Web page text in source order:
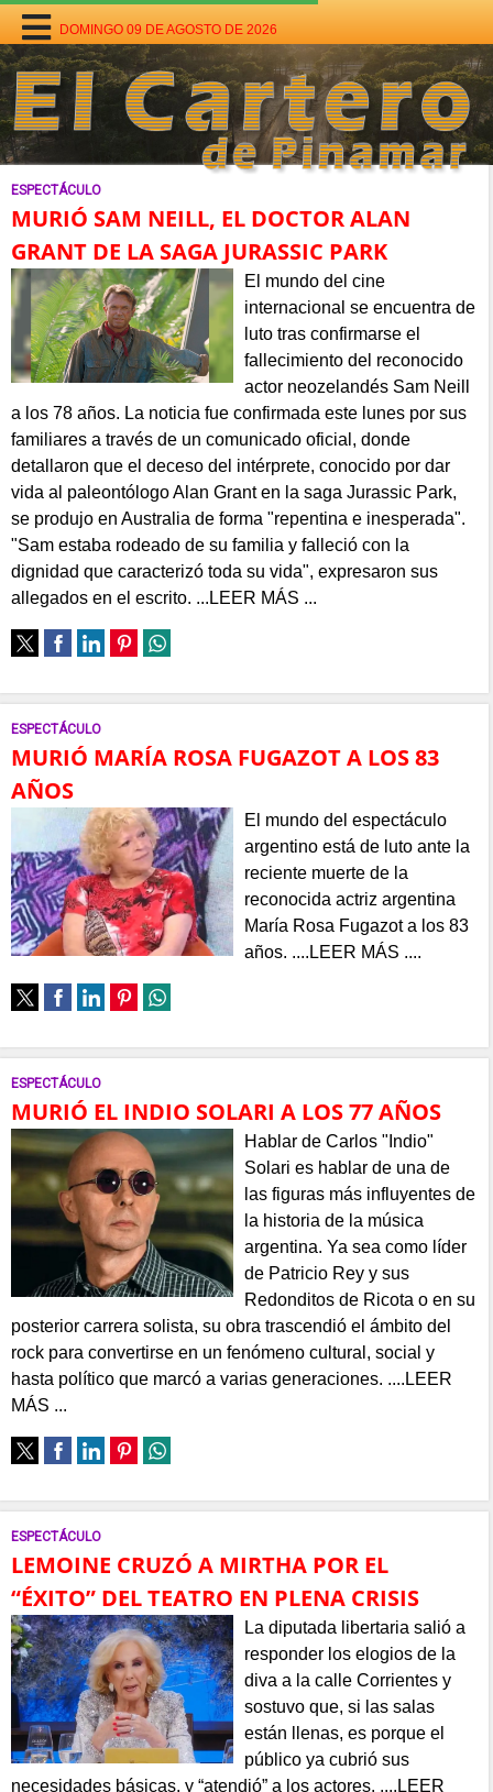
DOMINGO 09 DE AGOSTO DE 2026
ESPECTÁCULO
MURIÓ SAM NEILL, EL DOCTOR ALAN
GRANT DE LA SAGA JURASSIC PARK
El mundo del cine
internacional se encuentra de
luto tras confirmarse el
fallecimiento del reconocido
actor neozelandés Sam Neill
a los 78 años. La noticia fue confirmada este lunes por sus
familiares a través de un comunicado oficial, donde
detallaron que el deceso del intérprete, conocido por dar
vida al paleontólogo Alan Grant en la saga Jurassic Park,
se produjo en Australia de forma "repentina e inesperada".
"Sam estaba rodeado de su familia y falleció con la
dignidad que caracterizó toda su vida", expresaron sus
allegados en el escrito. ...LEER MÁS ...
ESPECTÁCULO
MURIÓ MARÍA ROSA FUGAZOT A LOS 83
AÑOS
El mundo del espectáculo
argentino está de luto ante la
reciente muerte de la
reconocida actriz argentina
María Rosa Fugazot a los 83
años. ....LEER MÁS ....
ESPECTÁCULO
MURIÓ EL INDIO SOLARI A LOS 77 AÑOS
Hablar de Carlos "Indio"
Solari es hablar de una de
las figuras más influyentes de
la historia de la música
argentina. Ya sea como líder
de Patricio Rey y sus
Redonditos de Ricota o en su
posterior carrera solista, su obra trascendió el ámbito del
rock para convertirse en un fenómeno cultural, social y
hasta político que marcó a varias generaciones. ....LEER
MÁS ...
ESPECTÁCULO
LEMOINE CRUZÓ A MIRTHA POR EL
“ÉXITO” DEL TEATRO EN PLENA CRISIS
La diputada libertaria salió a
responder los elogios de la
diva a la calle Corrientes y
sostuvo que, si las salas
están llenas, es porque el
público ya cubrió sus
necesidades básicas, y “atendió” a los actores. ....LEER